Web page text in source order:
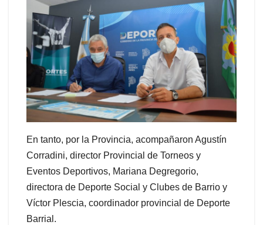
En tanto, por la Provincia, acompañaron Agustín
Corradini, director Provincial de Torneos y
Eventos Deportivos, Mariana Degregorio,
directora de Deporte Social y Clubes de Barrio y
Víctor Plescia, coordinador provincial de Deporte
Barrial.